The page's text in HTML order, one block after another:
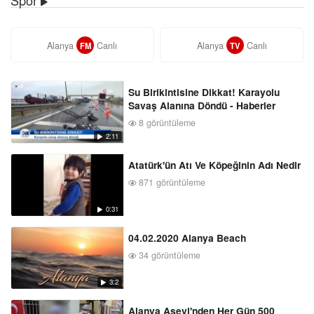
Alanya FM Canlı Alanya TV Canlı
2:11
Su Birikintisine Dikkat! Karayolu
Savaş Alanına Döndü - Haberler
8 görüntüleme
0:31
Atatürk'ün Atı Ve Köpeğinin Adı Nedir
871 görüntüleme
3:2
04.02.2020 Alanya Beach
34 görüntüleme
Alanya Aşevi'nden Her Gün 500